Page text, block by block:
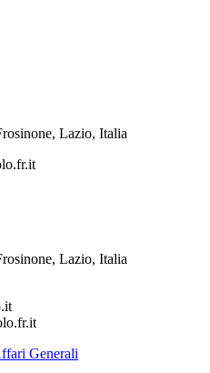
Lazio, Italia
Lazio, Italia
Generali